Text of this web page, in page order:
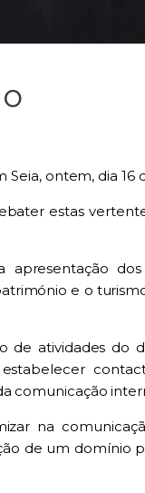
ontem, dia 16
estas
apresentação
e o
de atividades do
comunicação
na
de um domínio